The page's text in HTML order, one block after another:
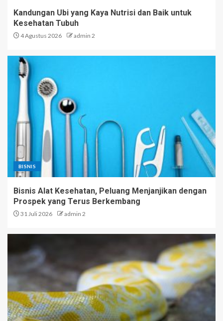
Kandungan Ubi yang Kaya Nutrisi dan Baik untuk
Kesehatan Tubuh
4 Agustus 2026 admin 2
BISNIS
Bisnis Alat Kesehatan, Peluang Menjanjikan dengan
Prospek yang Terus Berkembang
31 Juli 2026 admin 2